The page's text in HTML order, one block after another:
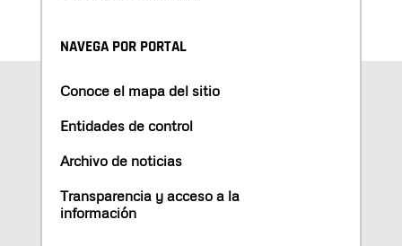
NAVEGA POR PORTAL
Conoce el mapa del sitio
Entidades de control
Archivo de noticias
Transparencia y acceso a la
información